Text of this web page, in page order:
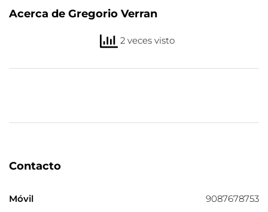
Acerca de Gregorio Verran
2 veces visto
Contacto
Móvil
9087678753